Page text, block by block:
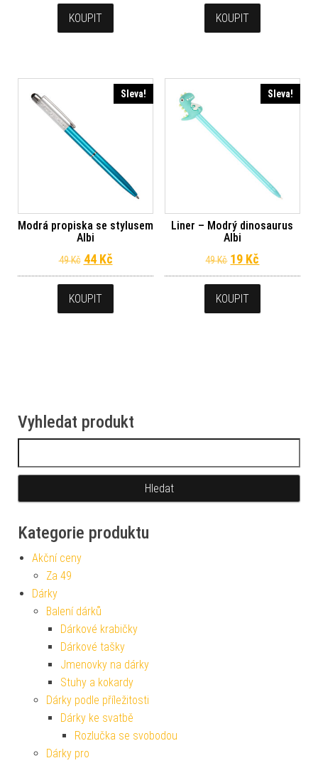
KOUPIT KOUPIT
Sleva!
Modrá propiska se stylusem
Albi
49Kč Původní cena byla: 49 Kč.
44 KčAktuální cena je: 44 Kč.
KOUPIT
Sleva!
Liner – Modrý dinosaurus
Albi
49Kč Původní cena
19 Kč
KOUPIT
Vyhledat produkt
Kategorie produktu
Akční ceny
Za 49
Dárky
Balení dárků
Dárkové krabičky
Dárkové tašky
Jmenovky na dárky
Stuhy a kokardy
Dárky podle příležitosti
Dárky ke svatbě
Rozlučka se svobodou
Dárky pro